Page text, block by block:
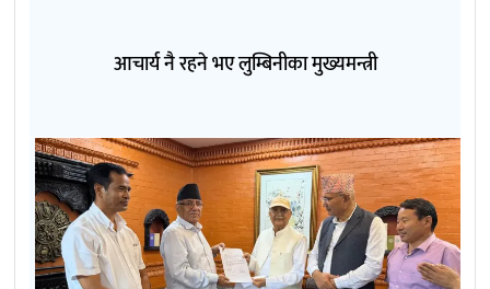
आचार्य नै रहने भए लुम्बिनीका मुख्यमन्त्री